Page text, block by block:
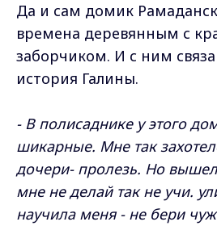
Да и сам домик
времена деревянным с
заборчиком. И с ним
история Галины.
- В полисаднике у этого
шикарные. Мне так
дочери- пролезь. Но
мне не делай так не учи.
научила меня - не бери